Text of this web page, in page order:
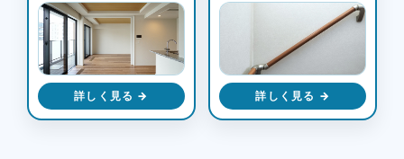
詳しく見る → 詳しく見る →